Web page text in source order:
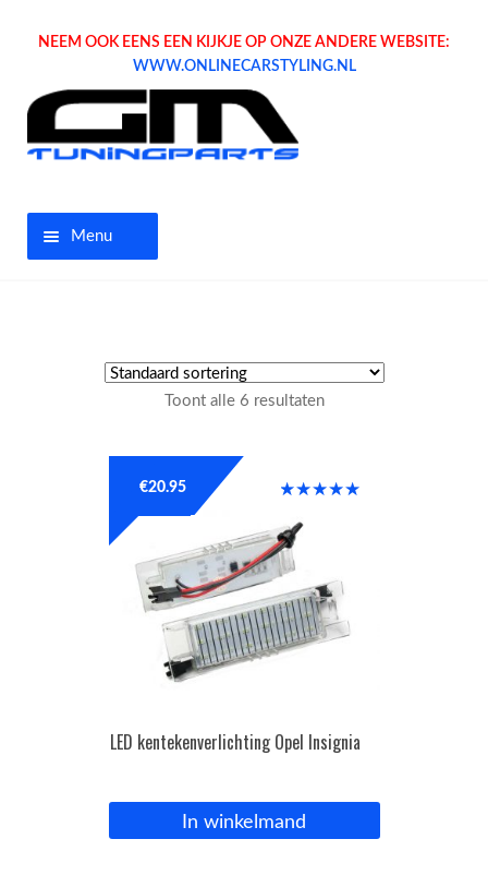
NEEM OOK EENS EEN KIJKJE OP ONZE ANDERE WEBSITE:
WWW.ONLINECARSTYLING.NL
Menu
Tuning parts
OPC Line
Bedrijfswagen parts
Inloggen / Registreren
Toont alle 6 resultaten
LED kentekenverlichting Opel Insignia
d5.00
€20.95
In winkelmand